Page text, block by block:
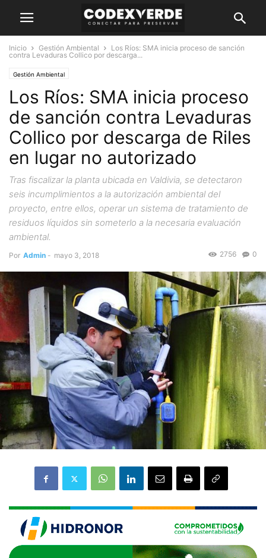
Inicio Gestión Ambiental
Los Ríos: SMA inicia proceso de sanción
contra Levaduras Collico por descarga...
Gestión Ambiental
Los Ríos: SMA inicia proceso
de sanción contra Levaduras
Collico por descarga de Riles
en lugar no autorizado
Tras fiscalizar la planta ubicada en Valdivia, se detectaron
seis incumplimientos a la autorización ambiental del
proyecto, entre ellos, operar un sistema de tratamiento de
residuos líquidos sin someterlo a la necesaria evaluación
ambiental.
Por Admin - mayo 3, 2018 0
2756